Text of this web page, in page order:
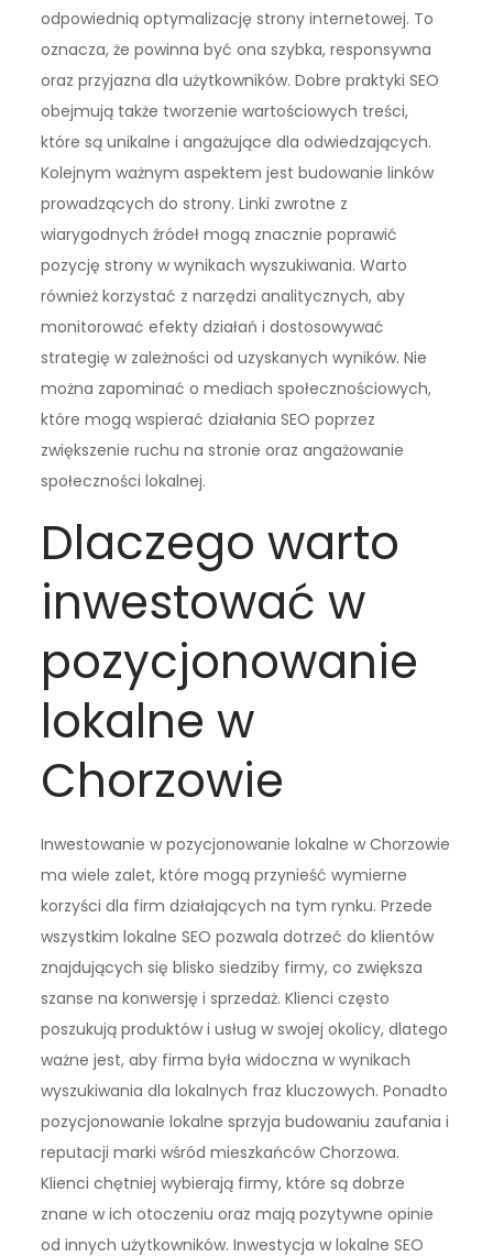
odpowiednią optymalizację strony internetowej. To
oznacza, że powinna być ona szybka, responsywna
oraz przyjazna dla użytkowników. Dobre praktyki SEO
obejmują także tworzenie wartościowych treści,
które są unikalne i angażujące dla odwiedzających.
Kolejnym ważnym aspektem jest budowanie linków
prowadzących do strony. Linki zwrotne z
wiarygodnych źródeł mogą znacznie poprawić
pozycję strony w wynikach wyszukiwania. Warto
również korzystać z narzędzi analitycznych, aby
monitorować efekty działań i dostosowywać
strategię w zależności od uzyskanych wyników. Nie
można zapominać o mediach społecznościowych,
które mogą wspierać działania SEO poprzez
zwiększenie ruchu na stronie oraz angażowanie
społeczności lokalnej.
Dlaczego warto
inwestować w
pozycjonowanie
lokalne w
Chorzowie
Inwestowanie w pozycjonowanie lokalne w Chorzowie
ma wiele zalet, które mogą przynieść wymierne
korzyści dla firm działających na tym rynku. Przede
wszystkim lokalne SEO pozwala dotrzeć do klientów
znajdujących się blisko siedziby firmy, co zwiększa
szanse na konwersję i sprzedaż. Klienci często
poszukują produktów i usług w swojej okolicy, dlatego
ważne jest, aby firma była widoczna w wynikach
wyszukiwania dla lokalnych fraz kluczowych. Ponadto
pozycjonowanie lokalne sprzyja budowaniu zaufania i
reputacji marki wśród mieszkańców Chorzowa.
Klienci chętniej wybierają firmy, które są dobrze
znane w ich otoczeniu oraz mają pozytywne opinie
od innych użytkowników. Inwestycja w lokalne SEO